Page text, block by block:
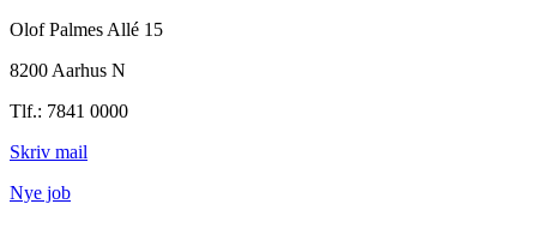
Olof Palmes Allé 15
8200 Aarhus N
Tlf.: 7841 0000
Skriv mail
Nye job